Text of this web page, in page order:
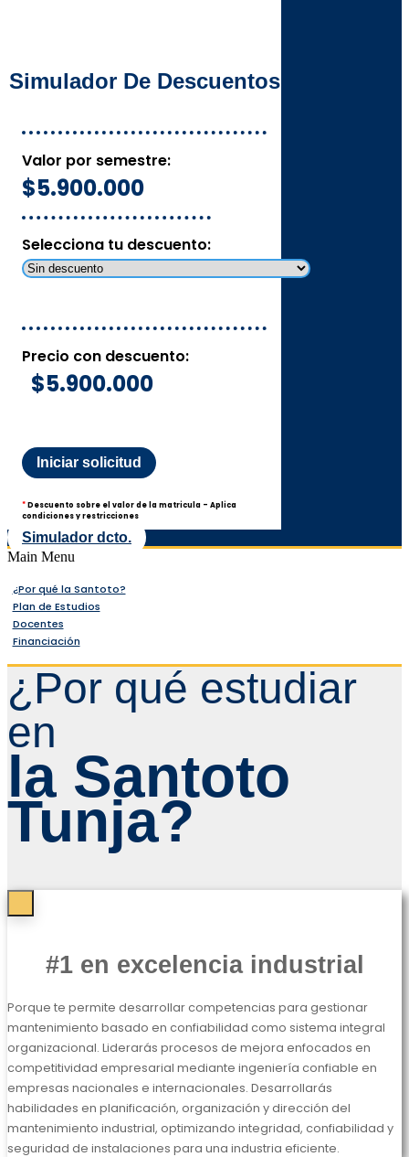
Simulador De Descuentos
Valor por semestre:
$5.900.000
Selecciona tu descuento:
Precio con descuento:
$5.900.000
Iniciar solicitud
*Descuento sobre el valor de la matricula - Aplica
condiciones y restricciones
Simulador dcto.
Main Menu
¿Por qué la Santoto?
Plan de Estudios
Docentes
Financiación
¿Por qué estudiar
en
la Santoto
Tunja?
#1 en excelencia industrial
Porque te permite desarrollar competencias para gestionar
mantenimiento basado en confiabilidad como sistema integral
organizacional. Liderarás procesos de mejora enfocados en
competitividad empresarial mediante ingeniería confiable en
empresas nacionales e internacionales. Desarrollarás
habilidades en planificación, organización y dirección del
mantenimiento industrial, optimizando integridad, confiabilidad y
seguridad de instalaciones para una industria eficiente.